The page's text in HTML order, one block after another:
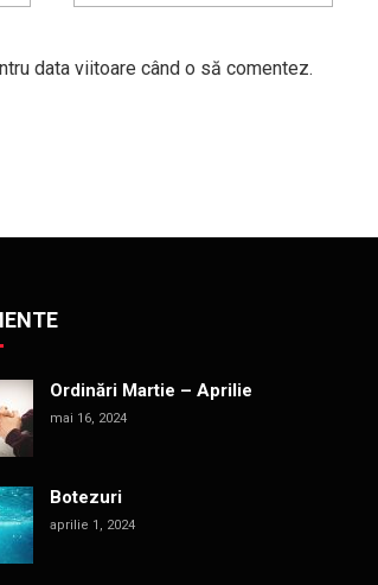
data viitoare când o să comentez.
Ordinări Martie – Aprilie
mai 16, 2024
Botezuri
aprilie 1, 2024